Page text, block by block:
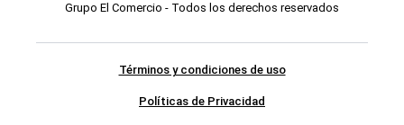
Grupo El Comercio - Todos los derechos reservados
Términos y condiciones de uso
Políticas de Privacidad